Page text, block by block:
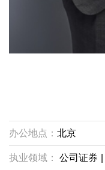
办公地点： 北京
执业领域： 公司证券